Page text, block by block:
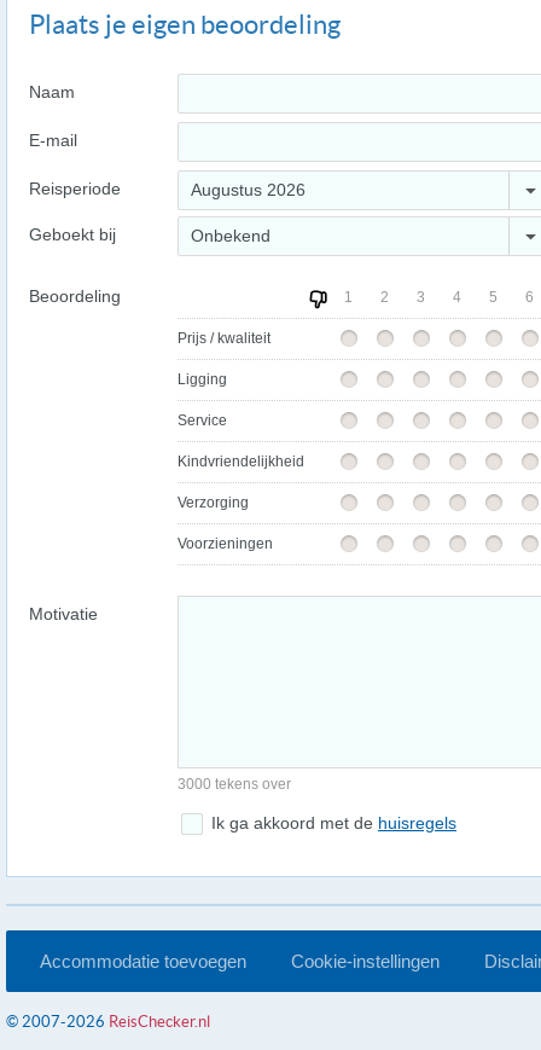
Plaats je eigen beoordeling
Naam
E-mail
Reisperiode Augustus 2026
Geboekt bij Onbekend
Beoordeling 1 2 3 4 5 6
Prijs / kwaliteit
Ligging
Service
Kindvriendelijkheid
Verzorging
Voorzieningen
Motivatie
3000 tekens over
Ik ga akkoord met de huisregels
Accommodatie toevoegen Cookie-instellingen
© 2007-2026 ReisChecker.nl